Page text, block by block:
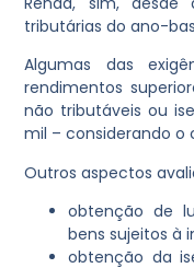
tributárias do ano-
Algumas das
rendimentos
não tributáveis ou
mil – considerando o
Outros aspectos
obtenção de
bens sujeitos à
obtenção da